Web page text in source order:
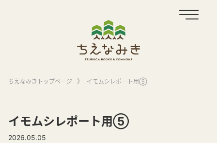
ちえなみきトップページ 》 イモムシレポート用⑤
イモムシレポート用⑤
2026.05.05